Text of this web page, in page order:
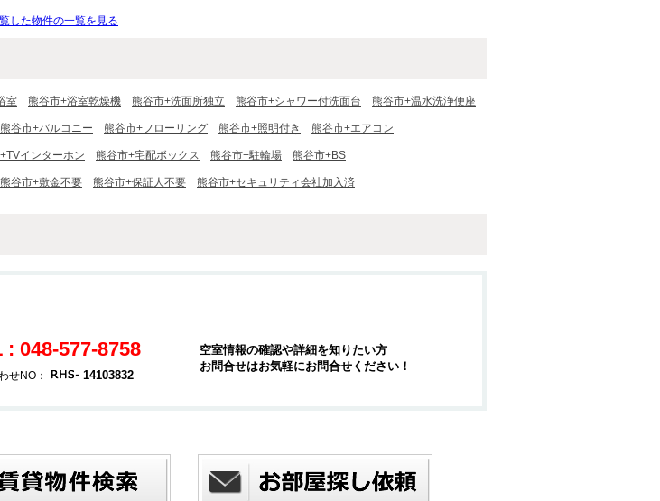
した物件の一覧を見る
室 熊谷市+浴室乾燥機 熊谷市+洗面所独立 熊谷市+シャワー付洗面台 熊谷市+温水洗浄便座
熊谷市+バルコニー 熊谷市+フローリング 熊谷市+照明付き 熊谷市+エアコン
インターホン 熊谷市+宅配ボックス 熊谷市+駐輪場 熊谷市+BS
熊谷市+敷金不要 熊谷市+保証人不要 熊谷市+セキュリティ会社加入済
: 048-577-8758
せNO： 14103832
空室情報の確認や詳細を知りたい方
お問合せはお気軽にお問合せください！